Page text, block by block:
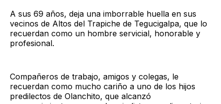
A sus 69 años, deja una imborrable huella en sus
vecinos de Altos del Trapiche de Tegucigalpa, que lo
recuerdan como un hombre servicial, honorable y
profesional.
Compañeros de trabajo, amigos y colegas, le
recuerdan como mucho cariño a uno de los hijos
predilectos de Olanchito, que alcanzó